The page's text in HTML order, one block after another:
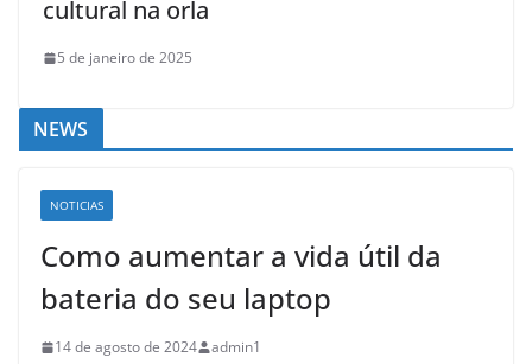
cultural na orla
5 de janeiro de 2025
NEWS
NOTICIAS
Como aumentar a vida útil da
bateria do seu laptop
14 de agosto de 2024 admin1